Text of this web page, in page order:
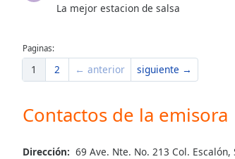
Opacity
Background
La mejor estacion de salsa
Paginas:
1 2 ← anterior siguiente →
Contactos de la emisora
Dirección: 69 Ave. Nte. No. 213 Col. Escalón,